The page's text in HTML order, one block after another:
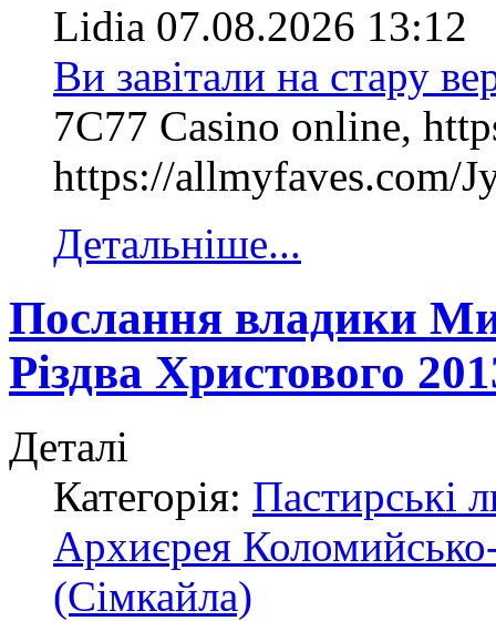
Lidia 07.08.2026 13:12
Ви завітали на стару
7C77 Casino online,
https://allmyfaves.com/
Детальніше...
Послання владики
Різдва Христового
Деталі
Категорія: Пастирські
Архиєрея
(Сімкайла)